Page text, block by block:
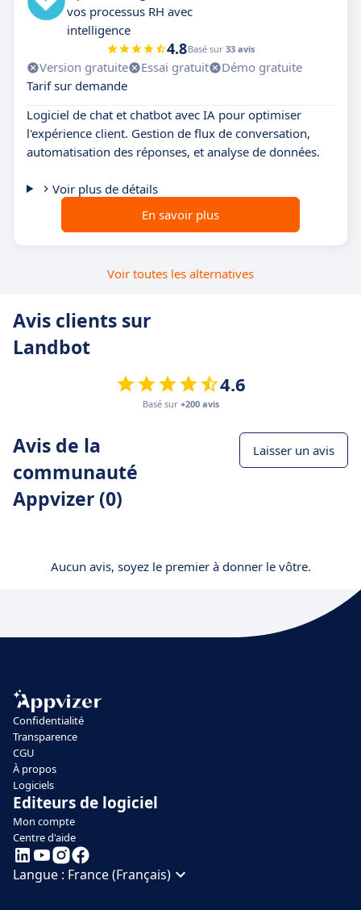
vos processus RH avec
intelligence
4.8Basé sur 33 avis
Version gratuite Essai gratuit
Démo gratuite
Tarif sur demande
Logiciel de chat et chatbot avec IA pour optimiser
l'expérience client. Gestion de flux de conversation,
automatisation des réponses, et analyse de données.
Voir plus de détails
En savoir plus
Voir toutes les alternatives
Avis clients sur
Landbot
4.6
Basé sur +200 avis
Avis de la
communauté
Appvizer (0)
Laisser un avis
Aucun avis, soyez le premier à donner le vôtre.
Confidentialité
Transparence
CGU
À propos
Logiciels
Editeurs de logiciel
Mon compte
Centre d'aide
Langue : France (Français)